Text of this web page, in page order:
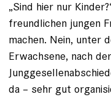
„Sind hier nur
freundlichen jungen
machen. Nein, unter
Erwachsene, nach
da – sehr gut